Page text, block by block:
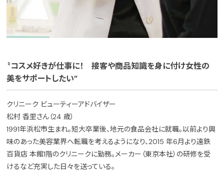
〝コスメ好きが仕事に！ 接客や商品知識を身に付け女性の
美をサポートしたい”
クリニーク ビューティーアドバイザー
松村 香里さん（24 歳）
1991年浜松市生まれ。短大卒業後、地元の食品会社に就職。以前より興
味のあった美容業界へ転職を考えるようになり、2015 年6月より遠鉄
百貨店 本館1階のクリニークに勤務。メーカー（東京本社）の研修を受
けるなど充実した日々を送っている。